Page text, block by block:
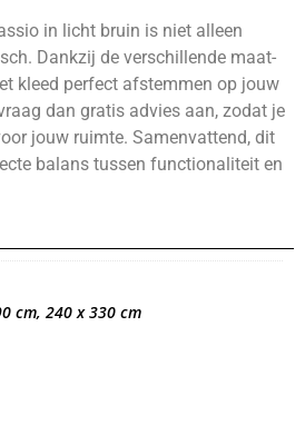
in licht bruin is niet alleen
Dankzij de verschillende maat-
kleed perfect afstemmen op jouw
dan gratis advies aan, zodat je
jouw ruimte. Samenvattend, dit
balans tussen functionaliteit en
cm, 240 x 330 cm